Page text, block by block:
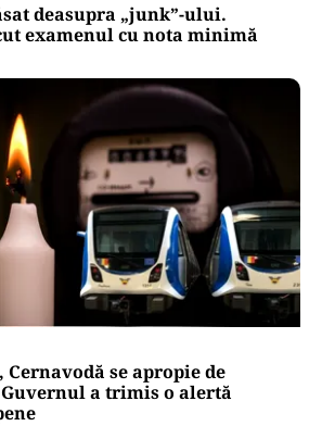
deasupra „junk”-ului.
examenul cu nota minimă
Cernavodă se apropie de
a trimis o alertă